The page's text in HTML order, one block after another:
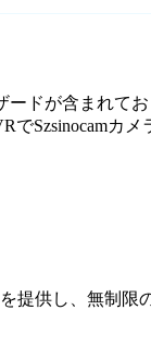
ードが含まれて
Szsinocamカメ
提供し、無制限